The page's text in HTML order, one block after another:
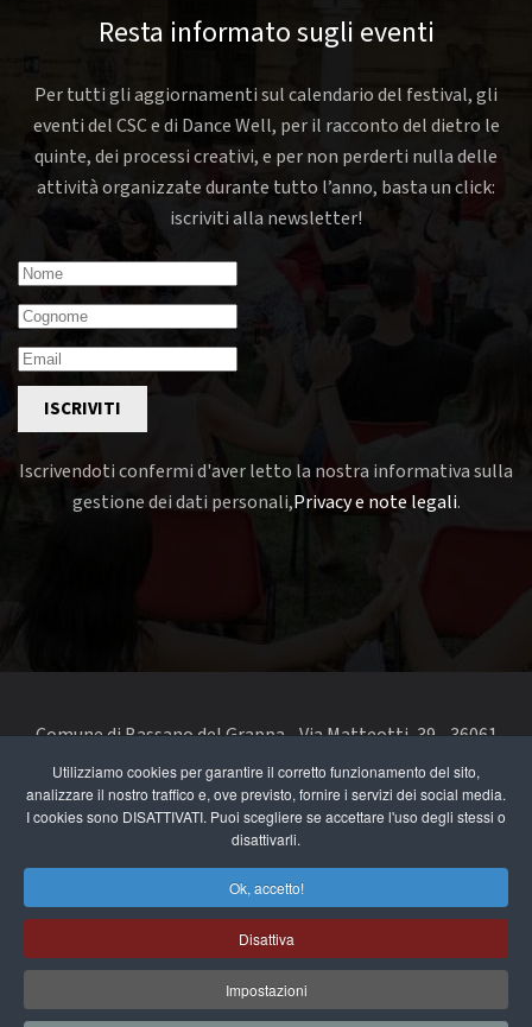
Utilizziamo cookies per garantire il corretto funzionamento del sito,
analizzare il nostro traffico e, ove previsto, fornire i servizi dei social media.
I cookies sono DISATTIVATI. Puoi scegliere se accettare l'uso degli stessi o
disattivarli.
Ok, accetto!
Disattiva
Impostazioni
Resta informato sugli eventi
Per tutti gli aggiornamenti sul calendario del festival, gli
eventi del CSC e di Dance Well, per il racconto del dietro le
quinte, dei processi creativi, e per non perderti nulla delle
attività organizzate durante tutto l’anno, basta un click:
iscriviti alla newsletter!
ISCRIVITI
Iscrivendoti confermi d'aver letto la nostra informativa sulla
gestione dei dati personali,Privacy e note legali.
Comune di Bassano del Grappa - Via Matteotti, 39 - 36061
Bassano del Grappa VI - Telefono 0424 519111 - codice fiscale
e partita IVA 00168480242
segnala un problema di accessibilità
accessibilità
Privacy e note legali
Cookie Policy